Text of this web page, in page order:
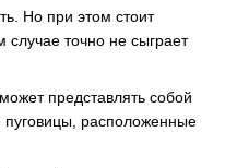
Но при этом стоит
случае точно не сыграет
представлять собой
пуговицы, расположенные